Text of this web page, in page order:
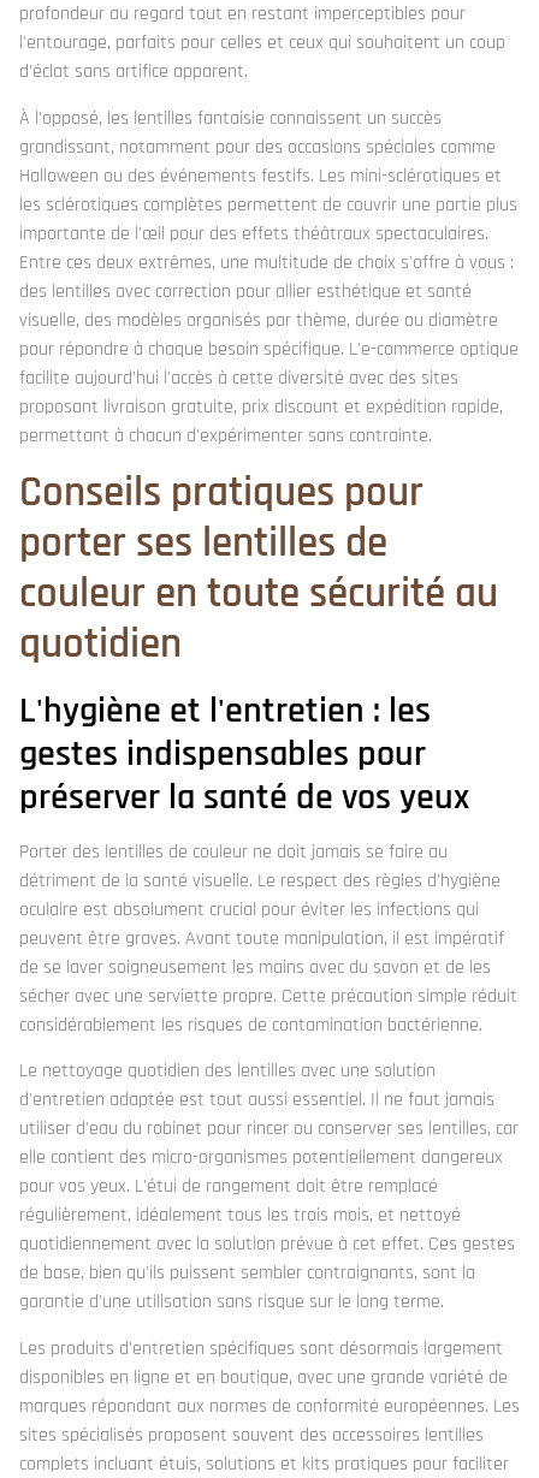
profondeur au regard tout en restant imperceptibles pour
l'entourage, parfaits pour celles et ceux qui souhaitent un coup
d'éclat sans artifice apparent.
À l'opposé, les lentilles fantaisie connaissent un succès
grandissant, notamment pour des occasions spéciales comme
Halloween ou des événements festifs. Les mini-sclérotiques et
les sclérotiques complètes permettent de couvrir une partie plus
importante de l'œil pour des effets théâtraux spectaculaires.
Entre ces deux extrêmes, une multitude de choix s'offre à vous :
des lentilles avec correction pour allier esthétique et santé
visuelle, des modèles organisés par thème, durée ou diamètre
pour répondre à chaque besoin spécifique. L'e-commerce optique
facilite aujourd'hui l'accès à cette diversité avec des sites
proposant livraison gratuite, prix discount et expédition rapide,
permettant à chacun d'expérimenter sans contrainte.
Conseils pratiques pour
porter ses lentilles de
couleur en toute sécurité au
quotidien
L'hygiène et l'entretien : les
gestes indispensables pour
préserver la santé de vos yeux
Porter des lentilles de couleur ne doit jamais se faire au
détriment de la santé visuelle. Le respect des règles d'hygiène
oculaire est absolument crucial pour éviter les infections qui
peuvent être graves. Avant toute manipulation, il est impératif
de se laver soigneusement les mains avec du savon et de les
sécher avec une serviette propre. Cette précaution simple réduit
considérablement les risques de contamination bactérienne.
Le nettoyage quotidien des lentilles avec une solution
d'entretien adaptée est tout aussi essentiel. Il ne faut jamais
utiliser d'eau du robinet pour rincer ou conserver ses lentilles, car
elle contient des micro-organismes potentiellement dangereux
pour vos yeux. L'étui de rangement doit être remplacé
régulièrement, idéalement tous les trois mois, et nettoyé
quotidiennement avec la solution prévue à cet effet. Ces gestes
de base, bien qu'ils puissent sembler contraignants, sont la
garantie d'une utilisation sans risque sur le long terme.
Les produits d'entretien spécifiques sont désormais largement
disponibles en ligne et en boutique, avec une grande variété de
marques répondant aux normes de conformité européennes. Les
sites spécialisés proposent souvent des accessoires lentilles
complets incluant étuis, solutions et kits pratiques pour faciliter